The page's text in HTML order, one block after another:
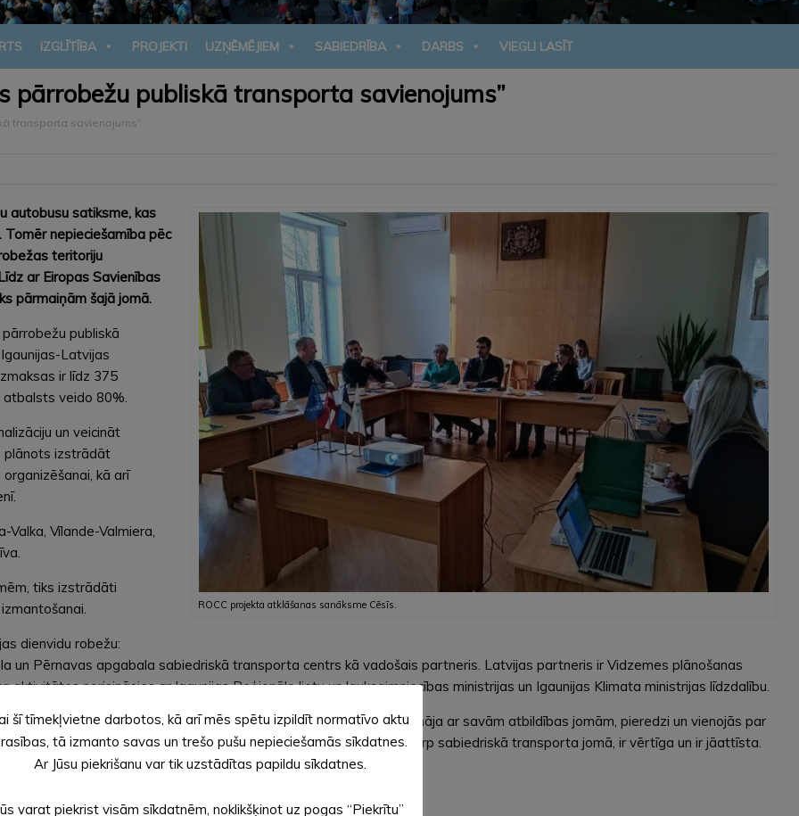
IZGLĪTĪBA PROJEKTI UZŅĒMĒJIEM SABIEDRĪBA DARBS VIEGLI LASĪT
pārrobežu publiskā transporta savienojums”
transporta savienojums”
ROCC projekta atklāšanas sanāksme Cēsīs.
autobusu satiksme, kas
nepieciešamība pēc
teritoriju
ar Eiropas Savienības
pārmaiņām šajā jomā.
publiskā
Latvijas
ir līdz 375
veido 80%.
un veicināt
plānots izstrādāt
kā arī
Vīlande-Valmiera,
tiks izstrādāti
dienvidu robežu:
un Pērnavas apgabala sabiedriskā transporta centrs kā vadošais partneris. Latvijas partneris ir Vidzemes plānošanas
norisināsies ar Igaunijas Reģionālo lietu un lauksaimniecības ministrijas un Igaunijas Klimata ministrijas līdzdalību.
ko organizēja Vidzemes plānošanas reģions. Partneri iepazīstināja ar savām atbildības jomām, pieredzi un vienojās par
vienisprātis, ka attiecības un sadarbība starp kaimiņvalstīm, tostarp sabiedriskā transporta jomā, ir vērtīga un ir jāattīsta.
šī tīmekļvietne darbotos, kā arī mēs spētu izpildīt normatīvo aktu
tā izmanto savas un trešo pušu nepieciešamās sīkdatnes.
Ar Jūsu piekrišanu var tik uzstādītas papildu sīkdatnes.
varat piekrist visām sīkdatnēm, noklikšķinot uz pogas “Piekrītu”